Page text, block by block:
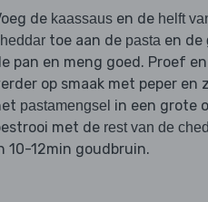
de kaassaus en de helft
toe aan de pasta en de
pan en meng goed. Proef
op smaak met peper en
pastamengsel in een grote
met de rest van de
10-12min goudbruin.